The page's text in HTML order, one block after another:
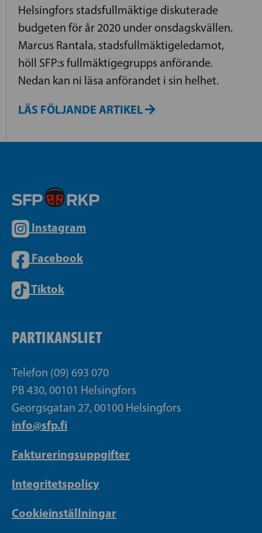
Helsingfors stadsfullmäktige diskuterade
budgeten för år 2020 under onsdagskvällen.
Marcus Rantala, stadsfullmäktigeledamot,
höll SFP:s fullmäktigegrupps anförande.
Nedan kan ni läsa anförandet i sin helhet.
LÄS FÖLJANDE ARTIKEL
Instagram
Facebook
Tiktok
PARTIKANSLIET
Telefon (09) 693 070
PB 430, 00101 Helsingfors
Georgsgatan 27, 00100 Helsingfors
info@sfp.fi
Faktureringsuppgifter
Integritetspolicy
Cookieinställningar